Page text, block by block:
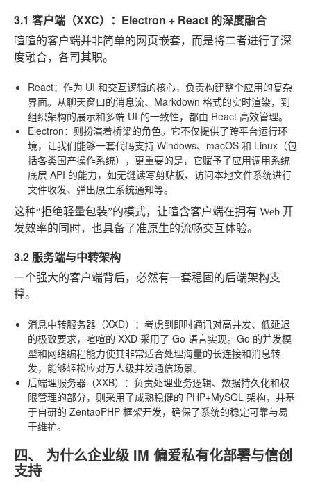
3.1 客户端（XXC）：Electron + React 的深度融合
喧喧的客户端并非简单的网页嵌套，而是将二者进行了深
度融合，各司其职。
React：作为 UI 和交互逻辑的核心，负责构建整个应用的复杂
界面。从聊天窗口的消息流、Markdown 格式的实时渲染，到
组织架构的展示和多端 UI 的一致性，都由 React 高效管理。
Electron：则扮演着桥梁的角色。它不仅提供了跨平台运行环
境，让我们能够一套代码支持 Windows、macOS 和 Linux（包
括各类国产操作系统），更重要的是，它赋予了应用调用系统
底层 API 的能力，如无缝读写剪贴板、访问本地文件系统进行
文件收发、弹出原生系统通知等。
这种“拒绝轻量包装”的模式，让喧含客户端在拥有 Web 开
发效率的同时，也具备了准原生的流畅交互体验。
3.2 服务端与中转架构
一个强大的客户端背后，必然有一套稳固的后端架构支
撑。
消息中转服务器（XXD） ：考虑到即时通讯对高并发、低延迟
的极致要求，喧喧的 XXD 采用了 Go 语言实现。Go 的并发模
型和网络编程能力使其非常适合处理海量的长连接和消息转
发，能够轻松应对万人级并发通信场景。
后端理服务器（XXB） ：负责处理业务逻辑、数据持久化和权
限管理的部分，则采用了成熟稳健的 PHP+MySQL 架构，并基
于自研的 ZentaoPHP 框架开发，确保了系统的稳定可靠与易
于维护。
四、 为什么企业级 IM 偏爱私有化部署与信创
支持